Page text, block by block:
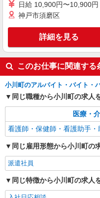
日給 10,900円〜10,900円
神戸市須磨区
詳細を見る
このお仕事に関連する
小川町のアルバイト・バイト・
同じ職種から小川町の求人
医療・
看護師・保健師・看護助手・
同じ雇用形態から小川町の
派遣社員
同じ特徴から小川町の求人